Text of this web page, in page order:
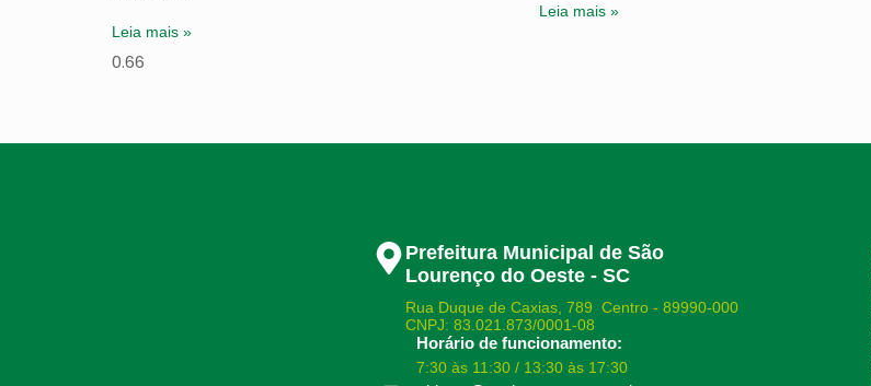
Leia mais »
Leia mais »
Prefeitura Municipal de São
Lourenço do Oeste - SC
Rua Duque de Caxias, 789 Centro - 89990-000
CNPJ: 83.021.873/0001-08
Horário de funcionamento:
7:30 às 11:30 / 13:30 às 17:30